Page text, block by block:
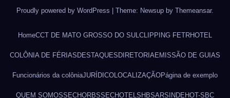
Proudly powered by WordPress Theme: Newsup by Themeansar.
HomeCCT DE MATO GROSSO DO SULCLIPPING FETRHOTEL
COLÔNIA DE FÉRIAS DESTAQUES DIRETORIAEMISSÃO DE GUIAS
Funcionários da colôniaJURÍDICO LOCALIZAÇÃOPágina de exemplo
QUEM SOMOSSECHORBSSECHOTEL SHBSARSINDEHOT-SBC